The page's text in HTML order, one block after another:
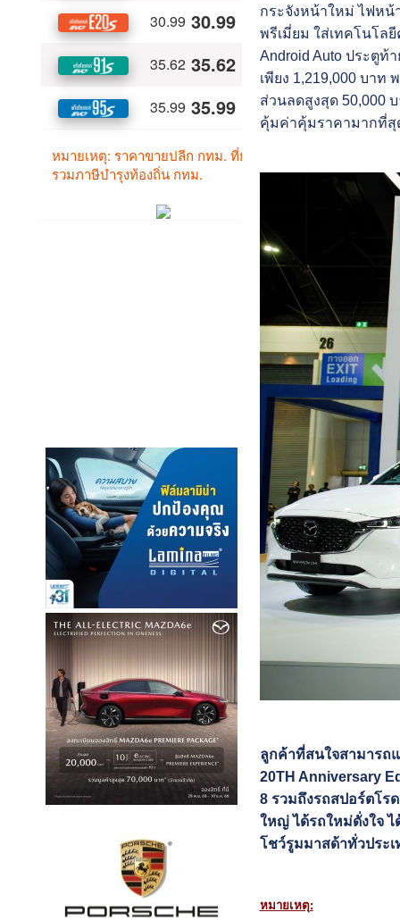
กระจังหน้าใหม่ ไฟห
พรีเมี่ยม ใส่เทคโนโล
Android Auto ประตูท้
เพียง 1,219,000 บาท
ส่วนลดสูงสุด 50,000
คุ้มค่าคุ้มราคามากที่สุ
ลูกค้าที่สนใจสามารถ
20TH Anniversary
8 รวมถึงรถสปอร์ตโร
ใหญ่ ได้รถใหม่ดั่งใจ
โชว์รูมมาสด้าทั่วประเ
หมายเหตุ: